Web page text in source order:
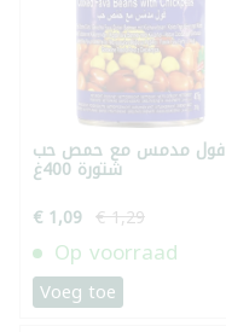
فول مدمس مع حمص حب
شتورة 400غ
€ 1,09 € 1,29
Op voorraad
Voeg toe